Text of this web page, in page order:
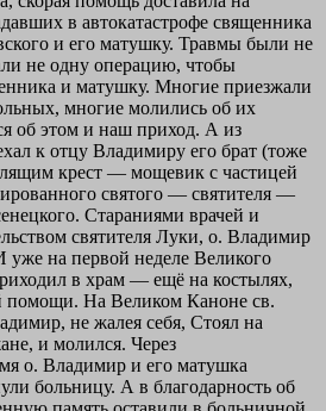
в автокатастрофе священника
и его матушку. Травмы были не
не одну операцию, чтобы
и матушку. Многие приезжали
многие молились об их
об этом и наш приход. А из
к отцу Владимиру его брат (тоже
крест — мощевик с частицей
святого — святителя —
Стараниями врачей и
святителя Луки, о. Владимир
уже на первой неделе Великого
в храм — ещё на костылях,
помощи. На Великом Каноне св.
не жалея себя, Стоял на
и молился. Через
о. Владимир и его матушка
больницу. А в благодарность об